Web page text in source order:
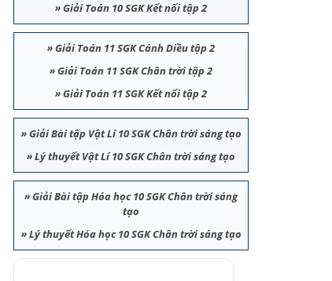
»Giải Toán 10 SGK Kết nối tập 2
»Giải Toán 11 SGK Cánh Diều tập 2
»Giải Toán 11 SGK Chân trời tập 2
»Giải Toán 11 SGK Kết nối tập 2
»Giải Bài tập Vật Lí 10 SGK Chân trời sáng tạo
»Lý thuyết Vật Lí 10 SGK Chân trời sáng tạo
»Giải Bài tập Hóa học 10 SGK Chân trời sáng
tạo
»Lý thuyết Hóa học 10 SGK Chân trời sáng tạo